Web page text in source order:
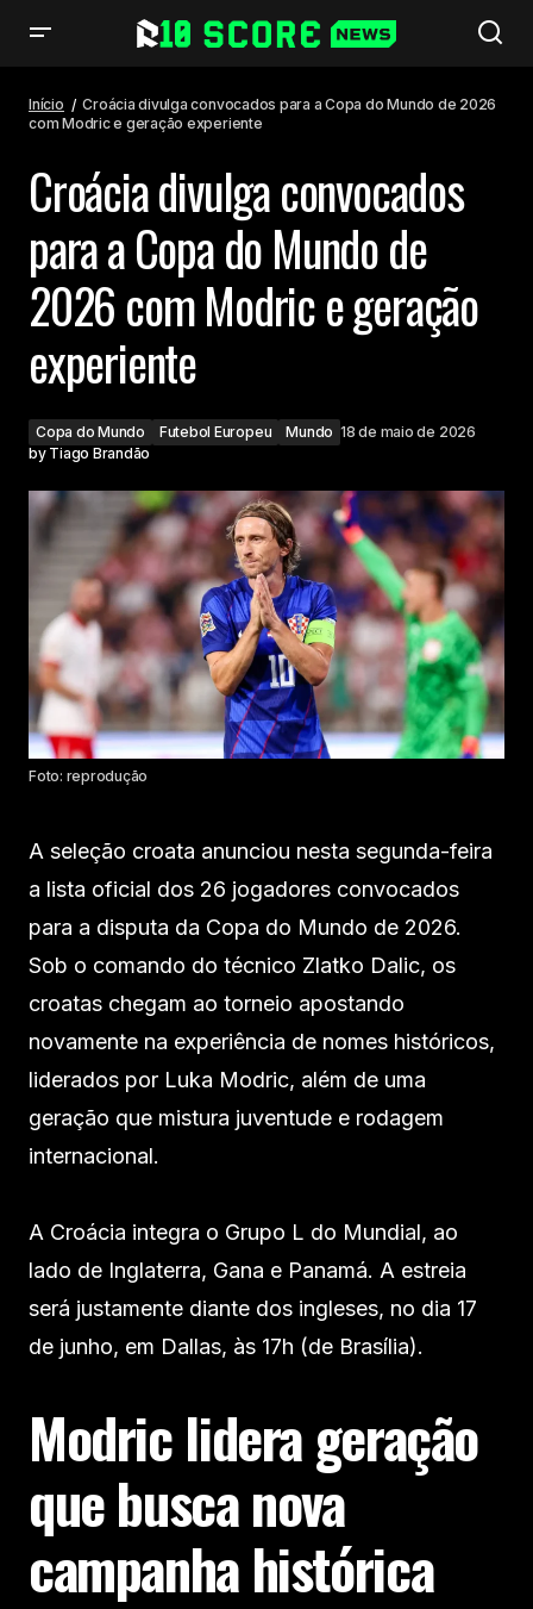
e geração experiente
Início
Croácia divulga convocados para a Copa do Mundo de 2026
com Modric e geração experiente
Croácia divulga convocados
para a Copa do Mundo de
2026 com Modric e geração
experiente
Copa do Mundo Futebol Europeu Mundo 18 de maio de 2026
by Tiago Brandão
Foto: reprodução
A seleção croata anunciou nesta segunda-feira
a lista oficial dos 26 jogadores convocados
para a disputa da Copa do Mundo de 2026.
Sob o comando do técnico Zlatko Dalic, os
croatas chegam ao torneio apostando
novamente na experiência de nomes históricos,
liderados por Luka Modric, além de uma
geração que mistura juventude e rodagem
internacional.
A Croácia integra o Grupo L do Mundial, ao
lado de Inglaterra, Gana e Panamá. A estreia
será justamente diante dos ingleses, no dia 17
de junho, em Dallas, às 17h (de Brasília).
Modric lidera geração
que busca nova
campanha histórica